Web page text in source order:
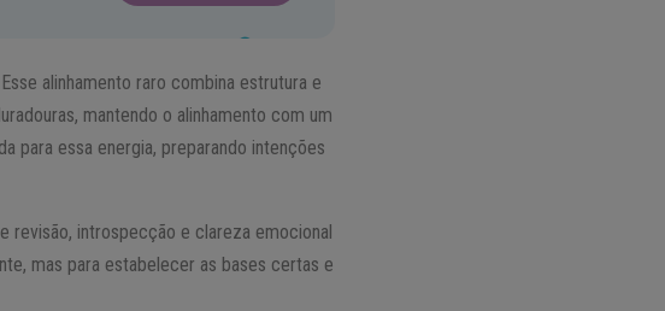
alinhamento raro combina estrutura e
mantendo o alinhamento com um
para essa energia, preparando intenções
revisão, introspecção e clareza emocional
mas para estabelecer as bases certas e